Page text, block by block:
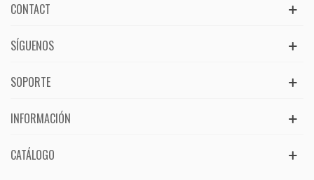
CONTACT
SÍGUENOS
SOPORTE
INFORMACIÓN
CATÁLOGO